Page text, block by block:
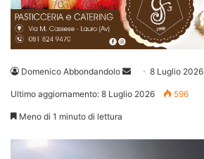
Domenico Abbondandolo
Invia 8 Luglio 2026
Ultimo aggiornamento: 8 Luglio 2026 596
Meno di 1 minuto di lettura